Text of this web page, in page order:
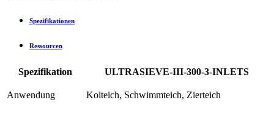
Spezifikationen
Ressourcen
Spezifikation ULTRASIEVE-III-300-3-INLETS
Anwendung Koiteich, Schwimmteich, Zierteich